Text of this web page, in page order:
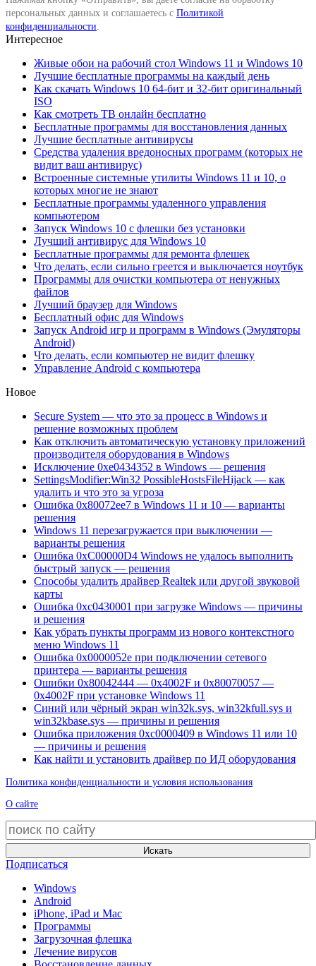
персональных данных и соглашаетесь с Политикой
конфиденциальности
Интересное
Живые обои на рабочий стол Windows 11 и Windows 10
Лучшие бесплатные программы на каждый день
Как скачать Windows 10 64-бит и 32-бит оригинальный
ISO
Как смотреть ТВ онлайн бесплатно
Бесплатные программы для восстановления данных
Лучшие бесплатные антивирусы
Средства удаления вредоносных программ (которых не
видит ваш антивирус)
Встроенные системные утилиты Windows 11 и 10, о
которых многие не знают
Бесплатные программы удаленного управления
компьютером
Запуск Windows 10 с флешки без установки
Лучший антивирус для Windows 10
Бесплатные программы для ремонта флешек
Что делать, если сильно греется и выключается ноутбук
Программы для очистки компьютера от ненужных
файлов
Лучший браузер для Windows
Бесплатный офис для Windows
Запуск Android игр и программ в Windows (Эмуляторы
Android)
Что делать, если компьютер не видит флешку
Управление Android с компьютера
Новое
Secure System — что это за процесс в Windows и
решение возможных проблем
Как отключить автоматическую установку приложений
производителя оборудования в Windows
Исключение 0xe0434352 в Windows — решения
SettingsModifier:Win32 PossibleHostsFileHijack — как
удалить и что это за угроза
Ошибка 0x80072ee7 в Windows 11 и 10 — варианты
решения
Windows 11 перезагружается при выключении —
варианты решения
Ошибка 0xC00000D4 Windows не удалось выполнить
быстрый запуск — решения
Способы удалить драйвер Realtek или другой звуковой
карты
Ошибка 0xc0430001 при загрузке Windows — причины
и решения
Как убрать пункты программ из нового контекстного
меню Windows 11
Ошибка 0x0000052e при подключении сетевого
принтера — варианты решения
Ошибки 0x80042444 — 0x4002F и 0x80070057 —
0x4002F при установке Windows 11
Синий или чёрный экран win32k.sys, win32kfull.sys и
win32kbase.sys — причины и решения
Ошибка приложения 0xc0000409 в Windows 11 или 10
— причины и решения
Как найти и установить драйвер по ИД оборудования
Политика конфиденциальности и условия использования
О сайте
Искать
Подписаться
Windows
Android
iPhone, iPad и Mac
Программы
Загрузочная флешка
Лечение вирусов